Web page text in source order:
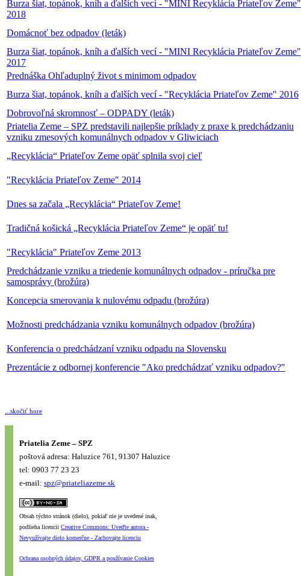
Burza šiat, topánok, kníh a ďalších vecí - "MINI Recyklácia Priateľov Zeme"
2018
Domácnoť bez odpadov (leták)
Burza šiat, topánok, kníh a ďalších vecí - "MINI Recyklácia Priateľov Zeme"
2017
Prednáška Ohľaduplný život s minimom odpadov
Burza šiat, topánok, kníh a ďalších vecí - "Recyklácia Priateľov Zeme" 2016
Dobrovoľná skromnosť – ODPADY (leták)
Priatelia Zeme – SPZ predstavili najlepšie príklady z praxe k predchádzaniu
vzniku zmesových komunálnych odpadov v Gliwiciach
„Recyklácia“ Priateľov Zeme opäť splnila svoj cieľ
"Recyklácia Priateľov Zeme" 2014
Dnes sa začala „Recyklácia“ Priateľov Zeme!
Tradičná košická „Recyklácia Priateľov Zeme“ je opäť tu!
"Recyklácia" Priateľov Zeme 2013
Predchádzanie vzniku a triedenie komunálnych odpadov - príručka pre
samosprávy (brožúra)
Koncepcia smerovania k nulovému odpadu (brožúra)
Možnosti predchádzania vzniku komunálnych odpadov (brožúra)
Konferencia o predchádzaní vzniku odpadu na Slovensku
Prezentácie z odbornej konferencie "Ako predchádzať vzniku odpadov?"
...skočiť hore
Priatelia Zeme – SPZ
poštová adresa: Haluzice 761, 91307 Haluzice
tel: 0903 77 23 23
e-mail: spz@priateliazeme.sk
Obsah týchto stránok (dielo), pokiaľ nie je uvedené inak,
podlieha licencii Creative Commons: Uveďte autora -
Nevyužívajte dielo komerčne - Zachovajte licenciu
Ochrana osobných údajov, GDPR a používanie Cookies